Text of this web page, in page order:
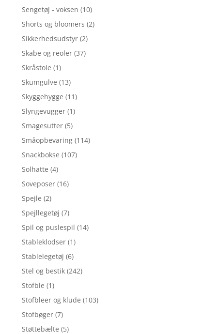
Sengetøj - voksen (10)
Shorts og bloomers (2)
Sikkerhedsudstyr (2)
Skabe og reoler (37)
Skråstole (1)
Skumgulve (13)
Skyggehygge (11)
Slyngevugger (1)
Smagesutter (5)
Småopbevaring (114)
Snackbokse (107)
Solhatte (4)
Soveposer (16)
Spejle (2)
Spejllegetøj (7)
Spil og puslespil (14)
Stableklodser (1)
Stablelegetøj (6)
Stel og bestik (242)
Stofble (1)
Stofbleer og klude (103)
Stofbøger (7)
Støttebælte (5)